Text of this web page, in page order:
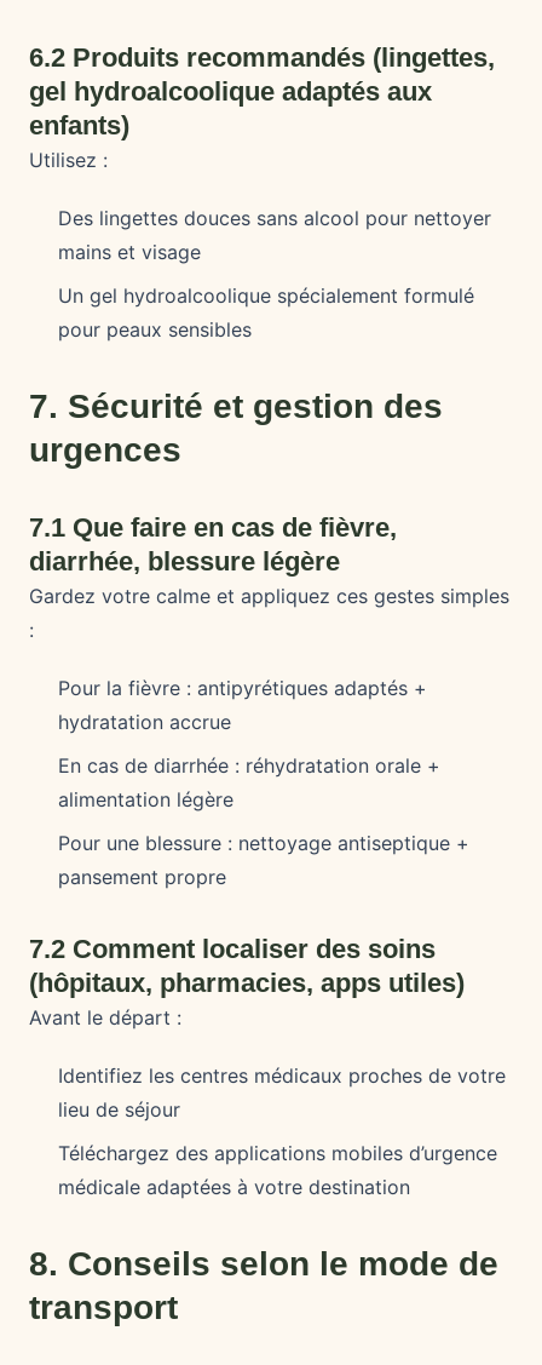
6.2 Produits recommandés (lingettes,
gel hydroalcoolique adaptés aux
enfants)
Utilisez :
Des lingettes douces sans alcool pour nettoyer
mains et visage
Un gel hydroalcoolique spécialement formulé
pour peaux sensibles
7. Sécurité et gestion des
urgences
7.1 Que faire en cas de fièvre,
diarrhée, blessure légère
Gardez votre calme et appliquez ces gestes simples
:
Pour la fièvre : antipyrétiques adaptés +
hydratation accrue
En cas de diarrhée : réhydratation orale +
alimentation légère
Pour une blessure : nettoyage antiseptique +
pansement propre
7.2 Comment localiser des soins
(hôpitaux, pharmacies, apps utiles)
Avant le départ :
Identifiez les centres médicaux proches de votre
lieu de séjour
Téléchargez des applications mobiles d’urgence
médicale adaptées à votre destination
8. Conseils selon le mode de
transport